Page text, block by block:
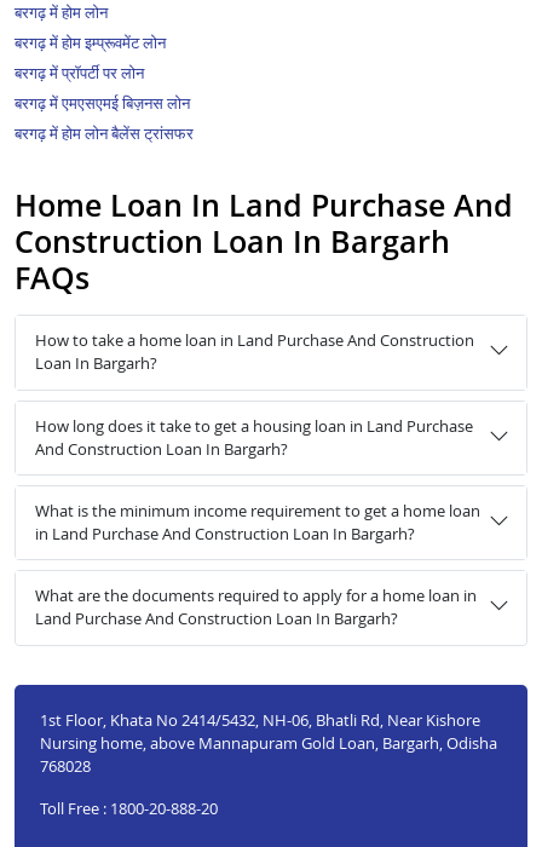
बरगढ़ में होम लोन
बरगढ़ में होम इम्प्रूवमेंट लोन
बरगढ़ में प्रॉपर्टी पर लोन
बरगढ़ में एमएसएमई बिज़नस लोन
बरगढ़ में होम लोन बैलेंस ट्रांसफर
Home Loan In Land Purchase And
Construction Loan In Bargarh
FAQs
How to take a home loan in Land Purchase And Construction
Loan In Bargarh?
How long does it take to get a housing loan in Land Purchase
And Construction Loan In Bargarh?
What is the minimum income requirement to get a home loan
in Land Purchase And Construction Loan In Bargarh?
What are the documents required to apply for a home loan in
Land Purchase And Construction Loan In Bargarh?
1st Floor, Khata No 2414/5432, NH-06, Bhatli Rd, Near Kishore
Nursing home, above Mannapuram Gold Loan, Bargarh, Odisha
768028
Toll Free : 1800-20-888-20